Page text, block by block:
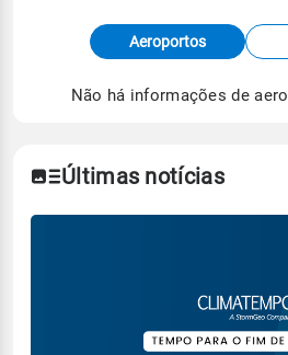
Fonte: dados combinados
meteorológicas e satélite do
de Tempo e Estudos
Aeroportos
Não há informações de
Últimas notícias